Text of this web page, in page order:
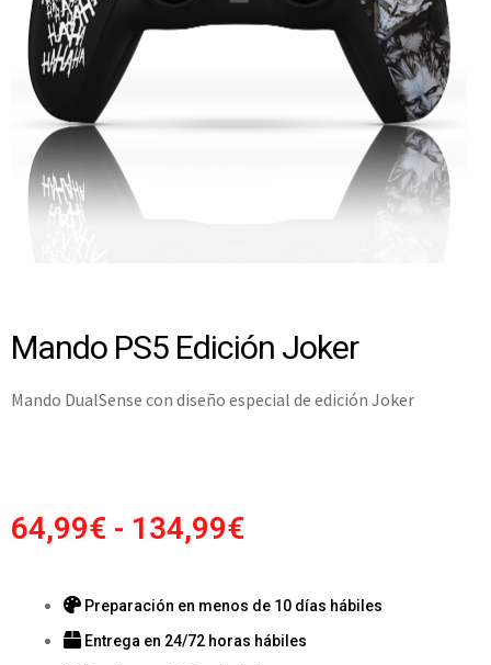
Mando PS5 Edición Joker
Mando DualSense con diseño especial de edición Joker
64,99€ - 134,99€
Preparación en menos de 10 días hábiles
Entrega en 24/72 horas hábiles